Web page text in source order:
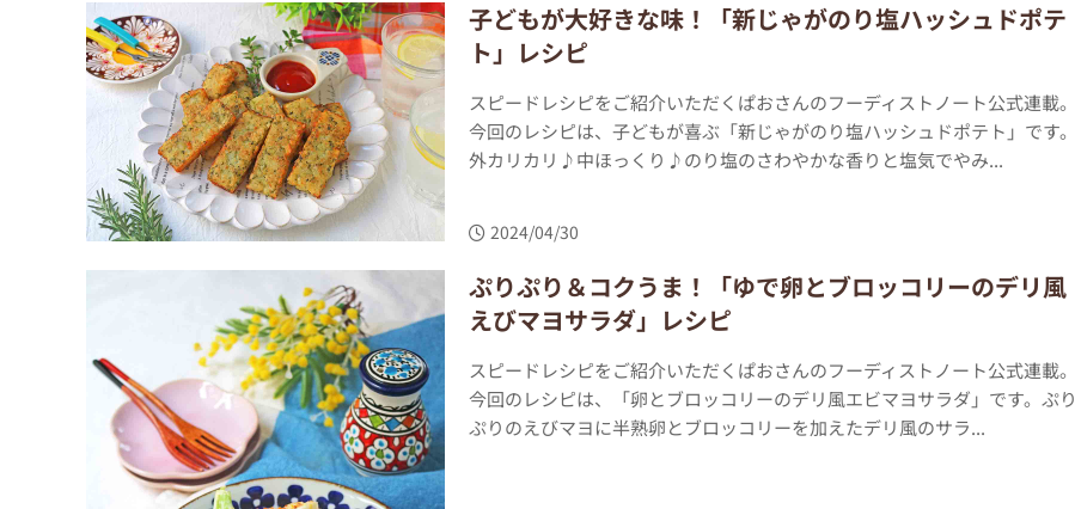
子どもが大好きな味！「新じゃがのり塩ハッシュドポテ
ト」レシピ
スピードレシピをご紹介いただくぱおさんのフーディストノート公式連載。
今回のレシピは、子どもが喜ぶ「新じゃがのり塩ハッシュドポテト」です。
外カリカリ♪中ほっくり♪のり塩のさわやかな香りと塩気でやみ...
2024/04/30
ぷりぷり＆コクうま！「ゆで卵とブロッコリーのデリ風
えびマヨサラダ」レシピ
スピードレシピをご紹介いただくぱおさんのフーディストノート公式連載。
今回のレシピは、「卵とブロッコリーのデリ風エビマヨサラダ」です。ぷり
ぷりのえびマヨに半熟卵とブロッコリーを加えたデリ風のサラ...